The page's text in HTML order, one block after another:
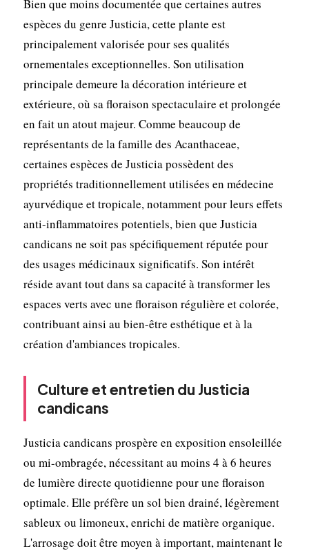
Bien que moins documentée que certaines autres
espèces du genre Justicia, cette plante est
principalement valorisée pour ses qualités
ornementales exceptionnelles. Son utilisation
principale demeure la décoration intérieure et
extérieure, où sa floraison spectaculaire et prolongée
en fait un atout majeur. Comme beaucoup de
représentants de la famille des Acanthaceae,
certaines espèces de Justicia possèdent des
propriétés traditionnellement utilisées en médecine
ayurvédique et tropicale, notamment pour leurs effets
anti-inflammatoires potentiels, bien que Justicia
candicans ne soit pas spécifiquement réputée pour
des usages médicinaux significatifs. Son intérêt
réside avant tout dans sa capacité à transformer les
espaces verts avec une floraison régulière et colorée,
contribuant ainsi au bien-être esthétique et à la
création d'ambiances tropicales.
Culture et entretien du Justicia
candicans
Justicia candicans prospère en exposition ensoleillée
ou mi-ombragée, nécessitant au moins 4 à 6 heures
de lumière directe quotidienne pour une floraison
optimale. Elle préfère un sol bien drainé, légèrement
sableux ou limoneux, enrichi de matière organique.
L'arrosage doit être moyen à important, maintenant le